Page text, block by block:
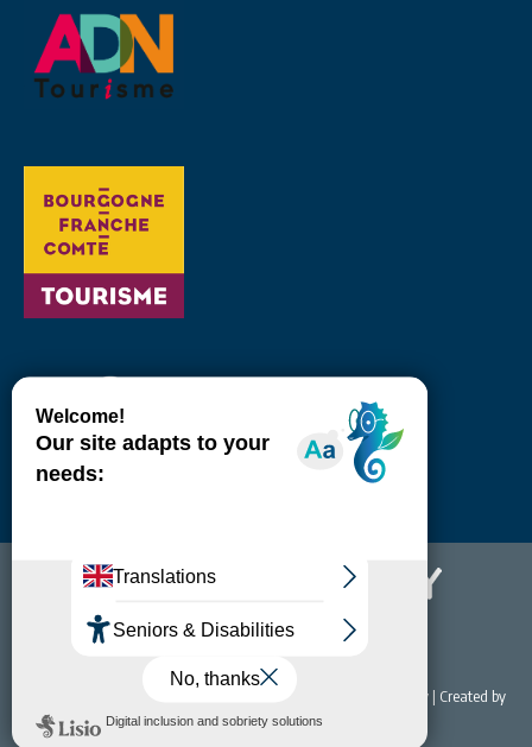
© 2022 Office de Tourisme & du Thermalisme de Bourbon-Lancy | Created by
NET EASY